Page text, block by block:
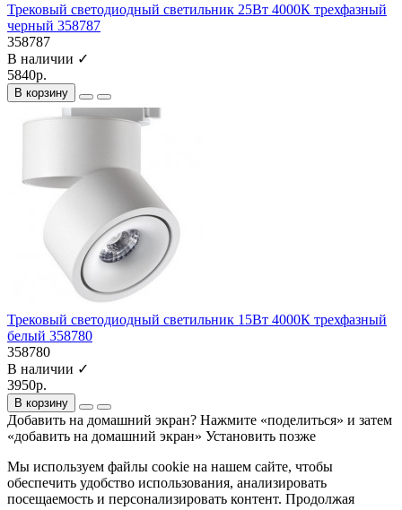
Трековый светодиодный светильник 25Вт 4000К трехфазный
черный 358787
358787
В наличии ✓
5840р.
В корзину
Трековый светодиодный светильник 15Вт 4000К трехфазный
белый 358780
358780
В наличии ✓
3950р.
В корзину
Добавить на домашний экран? Нажмите «поделиться» и затем
«добавить на домашний экран» Установить позже
Мы используем файлы cookie на нашем сайте, чтобы
обеспечить удобство использования, анализировать
посещаемость и персонализировать контент. Продолжая